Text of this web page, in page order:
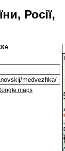
Росії,
maps